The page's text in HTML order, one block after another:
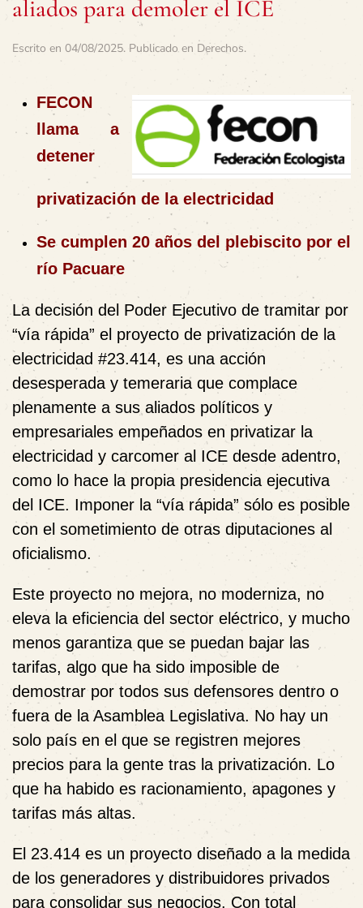
aliados para demoler el ICE
Escrito en 04/08/2025. Publicado en Derechos.
FECON
llama a
detener
privatización de la electricidad
Se cumplen 20 años del plebiscito por el
río Pacuare
La decisión del Poder Ejecutivo de tramitar por
“vía rápida” el proyecto de privatización de la
electricidad #23.414, es una acción
desesperada y temeraria que complace
plenamente a sus aliados políticos y
empresariales empeñados en privatizar la
electricidad y carcomer al ICE desde adentro,
como lo hace la propia presidencia ejecutiva
del ICE. Imponer la “vía rápida” sólo es posible
con el sometimiento de otras diputaciones al
oficialismo.
Este proyecto no mejora, no moderniza, no
eleva la eficiencia del sector eléctrico, y mucho
menos garantiza que se puedan bajar las
tarifas, algo que ha sido imposible de
demostrar por todos sus defensores dentro o
fuera de la Asamblea Legislativa. No hay un
solo país en el que se registren mejores
precios para la gente tras la privatización. Lo
que ha habido es racionamiento, apagones y
tarifas más altas.
El 23.414 es un proyecto diseñado a la medida
de los generadores y distribuidores privados
para consolidar sus negocios. Con total